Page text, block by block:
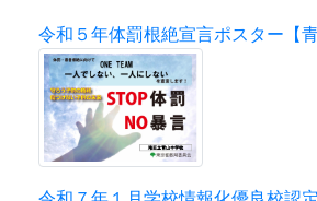
令和５年体罰根絶宣言ポスター【